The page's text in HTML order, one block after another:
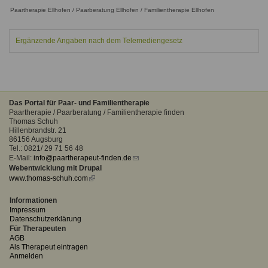
Qualität unserer Therapeuten
Seminare und Kurse
Fortbildungen
Ausbildungsinstitute
Information über Qualifikation
Benutzername*
Passwort
vergessen?
Anmelden
Sitemap
Paartherapie Ellhofen / Paarberatung Ellhofen / Familientherapie Ellhofen
Ergänzende Angaben nach dem Telemediengesetz
Das Portal für Paar- und Familientherapie
Paartherapie / Paarberatung / Familientherapie finden
Thomas Schuh
Hillenbrandstr. 21
86156 Augsburg
Tel.: 0821/ 29 71 56 48
E-Mail: info@paartherapeut-finden.de (link
Webentwicklung mit Drupal
www.thomas-schuh.com(link
Informationen
Impressum
Datenschutzerklärung
Für Therapeuten
AGB
Als Therapeut eintragen
Anmelden